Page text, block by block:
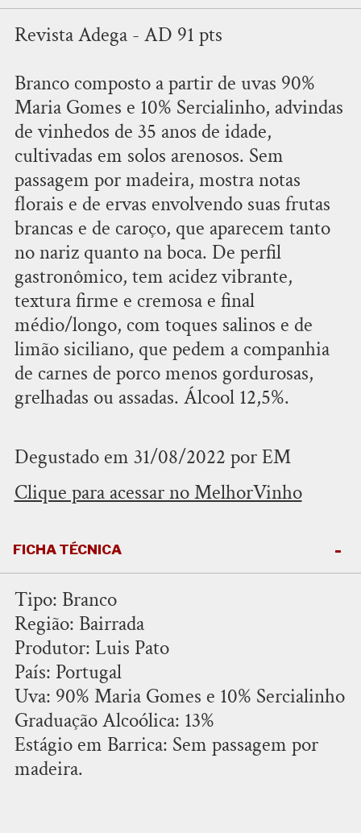
Revista Adega - AD 91 pts
Branco composto a partir de uvas 90%
Maria Gomes e 10% Sercialinho, advindas
de vinhedos de 35 anos de idade,
cultivadas em solos arenosos. Sem
passagem por madeira, mostra notas
florais e de ervas envolvendo suas frutas
brancas e de caroço, que aparecem tanto
no nariz quanto na boca. De perfil
gastronômico, tem acidez vibrante,
textura firme e cremosa e final
médio/longo, com toques salinos e de
limão siciliano, que pedem a companhia
de carnes de porco menos gordurosas,
grelhadas ou assadas. Álcool 12,5%.
Degustado em 31/08/2022 por EM
Clique para acessar no MelhorVinho
FICHA TÉCNICA
Tipo: Branco
Região: Bairrada
Produtor: Luis Pato
País: Portugal
Uva: 90% Maria Gomes e 10% Sercialinho
Graduação Alcoólica: 13%
Estágio em Barrica: Sem passagem por
madeira.